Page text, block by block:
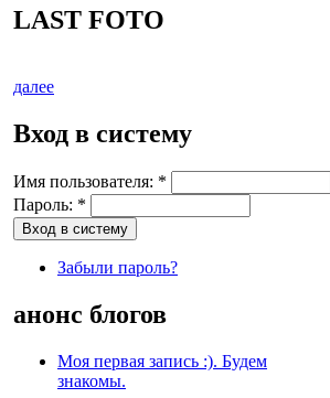
LAST FOTO
далее
Вход в систему
Имя пользователя: *
Пароль: *
Забыли пароль?
анонс блогов
Моя первая запись :). Будем
знакомы.